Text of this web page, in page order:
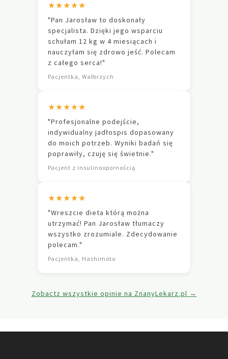
★★★★★
"Pan Jarosław to doskonały
specjalista. Dzięki jego wsparciu
schułam 12 kg w 4 miesiącach i
nauczyłam się zdrowo jeść. Polecam
z całego serca!"
Pacjentka, Wałbrzych
★★★★★
"Profesjonalne podejście,
indywidualny jadłospis dopasowany
do moich potrzeb. Wyniki badań się
poprawiły, czuję się świetnie."
Pacjent z insulinoopornością
★★★★★
"Wreszcie dieta którą można
utrzymać! Pan Jarosław tłumaczy
wszystko zrozumiale. Zdecydowanie
polecam."
Pacjentka, Hashimoto
Zobactz wszystkie opinie na ZnanyLekarz.pl →